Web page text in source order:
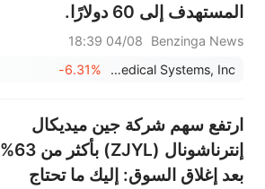
المستهدف إلى 60 دولارًا.
Benzinga News
04/08 18:39
Inspire Medical Systems, Inc.
-6.31%
ارتفع سهم شركة جين ميديكال
إنترناشونال (ZJYL) بأكثر من 63%
بعد إغلاق السوق: إليك ما تحتاج